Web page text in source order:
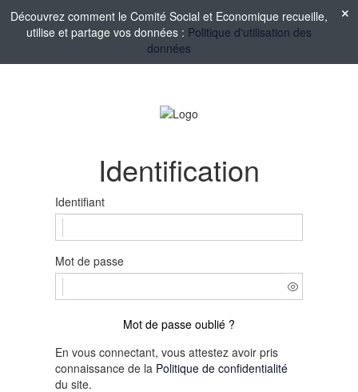
Découvrez comment le Comité Social et Economique recueille,
utilise et partage vos données : Politique d'utilisation des
données
Identification
Identifiant
Mot de passe
Mot de passe oublié ?
En vous connectant, vous attestez avoir pris
connaissance de la Politique de confidentialité
du site.